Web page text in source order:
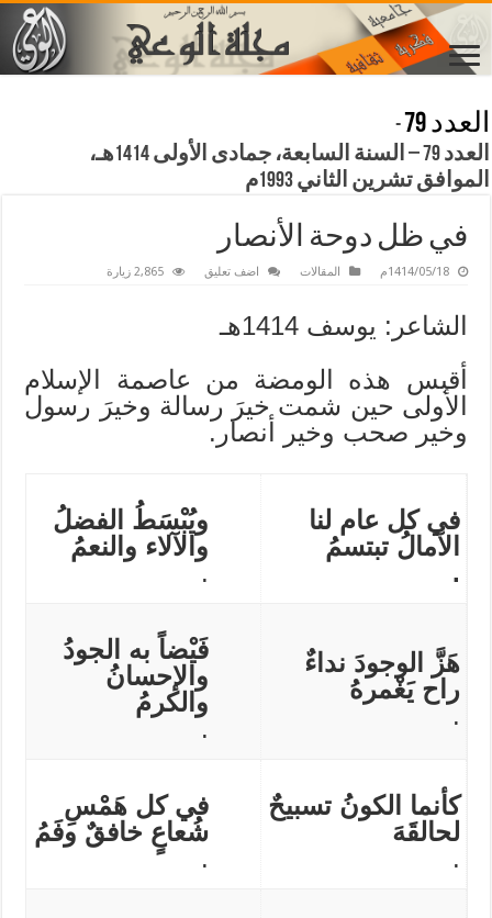
العدد 79
-
العدد 79 – السنة السابعة، جمادى الأولى 1414هـ،
الموافق تشرين الثاني 1993م
في ظل دوحة الأنصار
1414/05/18م المقالات اضف تعليق 2,865 زيارة
الشاعر: يوسف 1414هـ
أقبس هذه الومضة من عاصمة الإسلام
الأولى حين شمت خيرَ رسالة وخيرَ رسول
وخير صحب وخير أنصار.
في كل عام لنا
الآمالُ تبتسمُ
.
ويُبْسَطُ الفضلُ
والآلاء والنعمُ
.
هَزَّ الوجودَ نداءٌ
راح يَغْمرهُ
.
فَيْضاً به الجودُ
والإحسانُ
والكرمُ
.
كأنما الكونُ تسبيحٌ
لحالقَهَ
.
في كل هَمْسِ
شُعاعٍ خافقٌ وفَمُ
.